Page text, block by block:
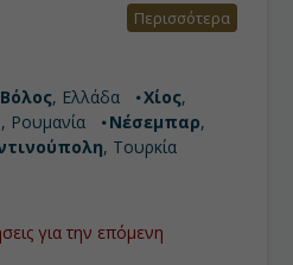
Περισσότερα
Βόλος, Ελλάδα Χίος,
, Ρουμανία Νέσεμπαρ,
, Τουρκία
για την επόμενη